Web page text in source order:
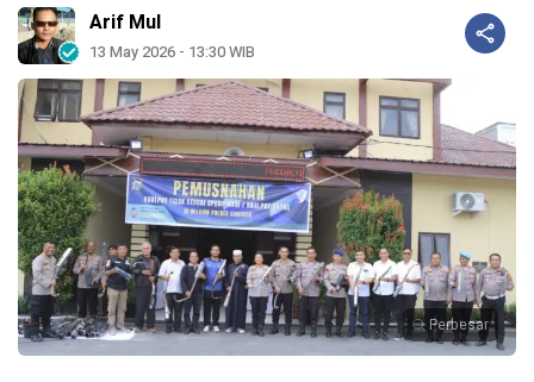
Arif Mul
13 May 2026 - 13:30 WIB
Perbesar